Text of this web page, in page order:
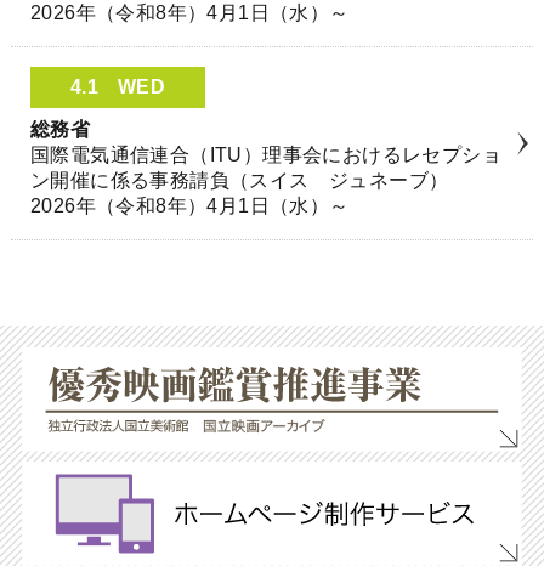
2026年（令和8年）4月1日（水）～
4.1 WED
総務省
国際電気通信連合（ITU）理事会におけるレセプショ
ン開催に係る事務請負（スイス ジュネーブ）
2026年（令和8年）4月1日（水）～